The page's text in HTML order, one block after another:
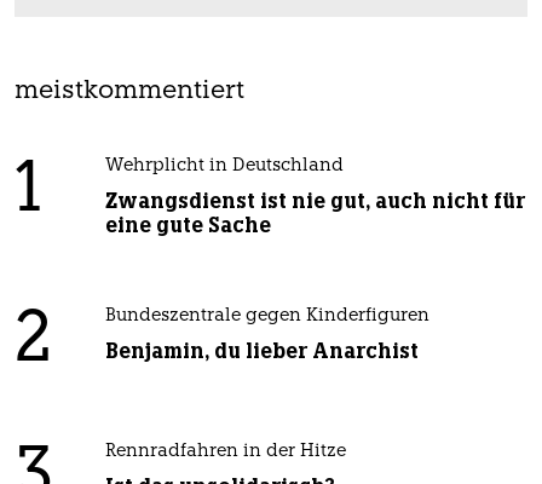
meistkommentiert
1 Wehrplicht in Deutschland
Zwangsdienst ist nie gut, auch nicht für
eine gute Sache
2 Bundeszentrale gegen Kinderfiguren
Benjamin, du lieber Anarchist
Rennradfahren in der Hitze